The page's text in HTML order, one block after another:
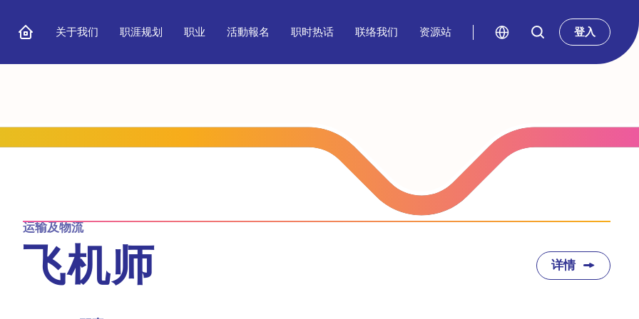
登入
关于我们 职涯规划 职业 活動報名 职时热话 联络我们 资源站
运输及物流
飞机师 详情